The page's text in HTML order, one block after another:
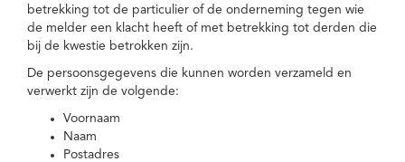
betrekking tot de particulier of de onderneming tegen wie
de melder een klacht heeft of met betrekking tot derden die
bij de kwestie betrokken zijn.
De persoonsgegevens die kunnen worden verzameld en
verwerkt zijn de volgende:
Voornaam
Naam
Postadres